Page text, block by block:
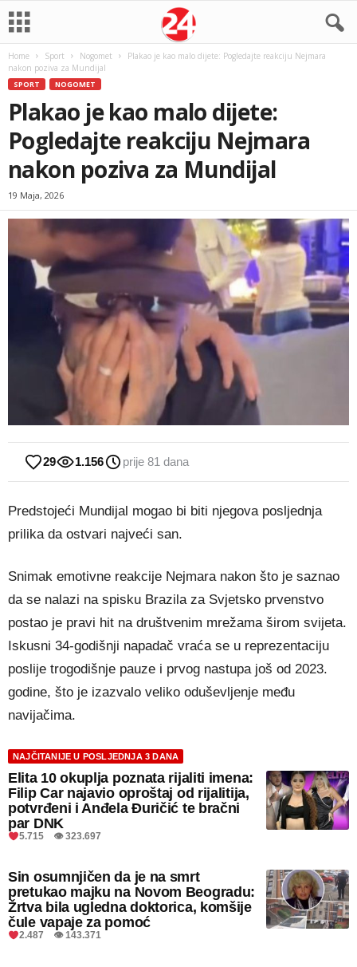
Home Sport Nogomet
Plakao je kao malo dijete: Pogledajte reakciju Nejmara
nakon poziva za Mundijal
SPORT NOGOMET
Plakao je kao malo dijete:
Pogledajte reakciju Nejmara
nakon poziva za Mundijal
19 Maja, 2026
29 1.156 prije 81 dana
Predstojeći Mundijal mogao bi biti njegova posljednja
prilika da ostvari najveći san.
Snimak emotivne reakcije Nejmara nakon što je saznao
da se nalazi na spisku Brazila za Svjetsko prvenstvo
postao je pravi hit na društvenim mrežama širom svijeta.
Iskusni 34-godišnji napadač vraća se u reprezentaciju
poslije trogodišnje pauze i prvog nastupa još od 2023.
godine, što je izazvalo veliko oduševljenje među
navijačima.
NAJČITANIJE U POSLJEDNJA 3 DANA
Elita 10 okuplja poznata rijaliti imena:
Filip Car najavio oproštaj od rijalitija,
potvrđeni i Anđela Đuričić te bračni
par DNK
5.715 👁 323.697
Sin osumnjičen da je na smrt
pretukao majku na Novom Beogradu:
Žrtva bila ugledna doktorica, komšije
čule vapaje za pomoć
2.487 👁 143.371